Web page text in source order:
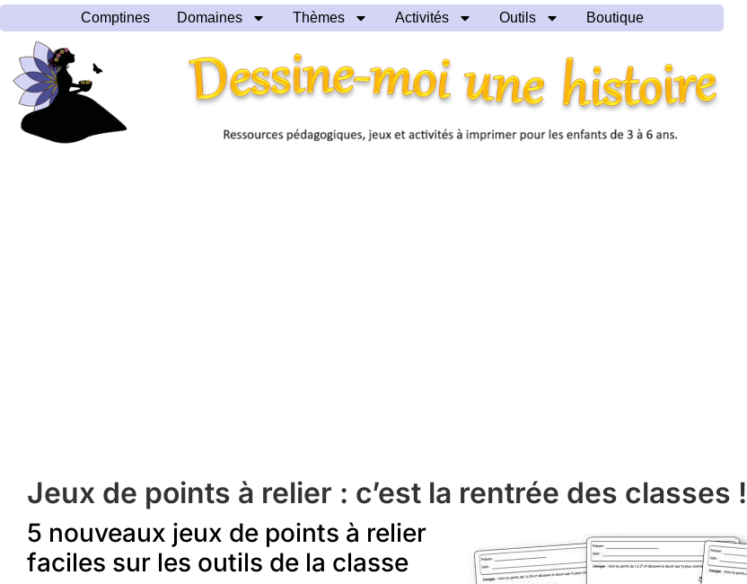
Comptines Domaines Thèmes Activités Outils Boutique
Jeux de points à relier : c’est la rentrée des classes !
5 nouveaux jeux de points à relier
faciles sur les outils de la classe